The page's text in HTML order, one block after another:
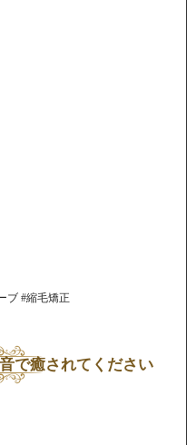
ブ #縮毛矯正
で癒されてください